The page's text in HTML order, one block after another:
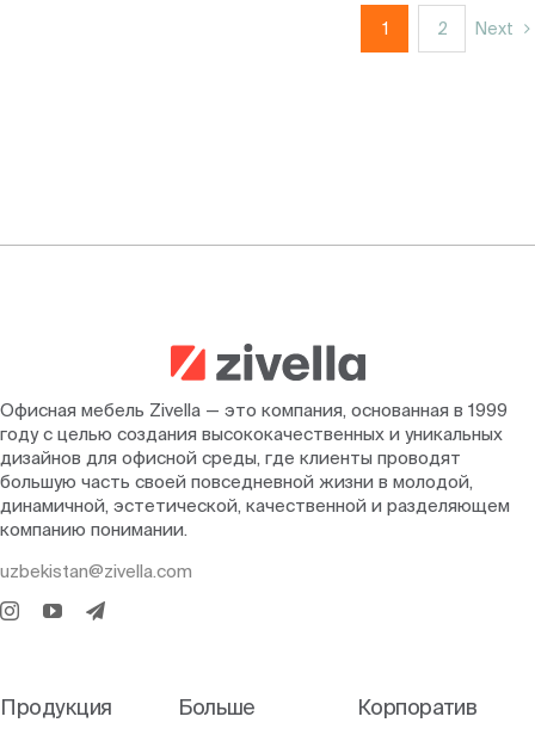
1 2 Next
Офисная мебель Zivella — это компания, основанная в 1999
году с целью создания высококачественных и уникальных
дизайнов для офисной среды, где клиенты проводят
большую часть своей повседневной жизни в молодой,
динамичной, эстетической, качественной и разделяющем
компанию понимании.
uzbekistan@zivella.com
Продукция Больше Корпоратив